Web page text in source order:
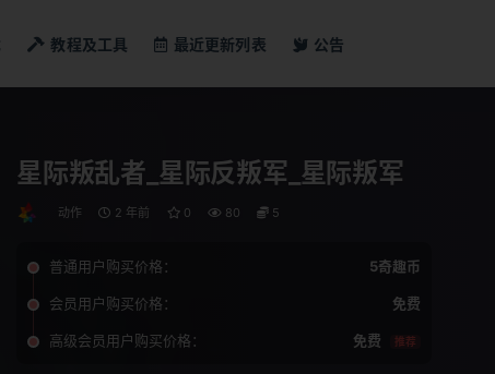
教程及工具 最近更新列表 公告
星际叛乱者_星际反叛军_星际叛军
动作 2 年前 0 80 5
普通用户购买价格： 5奇趣币
会员用户购买价格： 免费
高级会员用户购买价格： 免费 推荐